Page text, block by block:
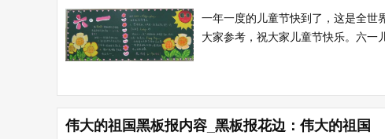
一年一度的儿童节快到了，这是全世
大家参考，祝大家儿童节快乐。六一
伟大的祖国黑板报内容_黑板报花边：伟大的祖国